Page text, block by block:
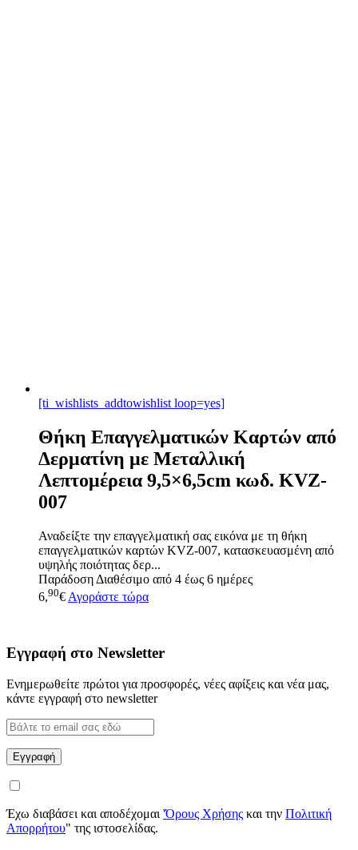
[ti_wishlists_addtowishlist loop=yes]
Θήκη Επαγγελματικών Καρτών από
Δερματίνη με Μεταλλική
Λεπτομέρεια 9,5×6,5cm κωδ. KVZ-
007
Αναδείξτε την επαγγελματική σας εικόνα με τη θήκη
επαγγελματικών καρτών KVZ-007, κατασκευασμένη από
υψηλής ποιότητας δερ...
Παράδοση Διαθέσιμο από 4 έως 6 ημέρες
6,90€ Αγοράστε τώρα
Εγγραφή στο Newsletter
Ενημερωθείτε πρώτοι για προσφορές, νέες αφίξεις και νέα μας,
κάντε εγγραφή στο newsletter
Έχω διαβάσει και αποδέχομαι 'Όρους Χρήσης και την Πολιτική
Απορρήτου" της ιστοσελίδας.